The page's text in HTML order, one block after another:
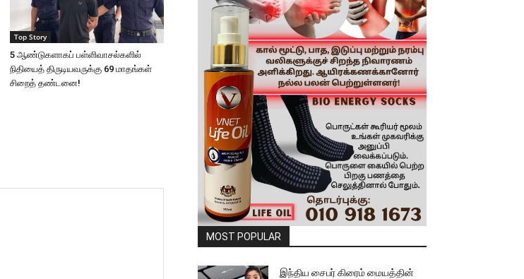
Top Story
5 ஆண்டுகளாகப் பள்ளிவாசல்களில்
நிதியைத் திருடியவருக்கு 69 மாதங்கள்
சிறைத் தண்டனை!
MOST POPULAR
இந்திய சைபர் கிரைம் மையத்தின்